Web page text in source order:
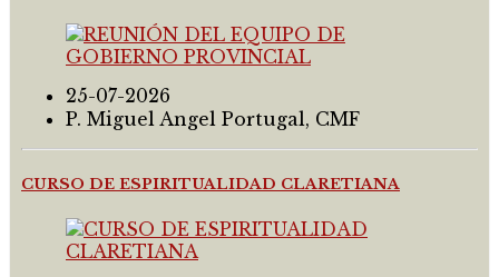
25-07-2026
P. Miguel Angel Portugal, CMF
CURSO DE ESPIRITUALIDAD CLARETIANA